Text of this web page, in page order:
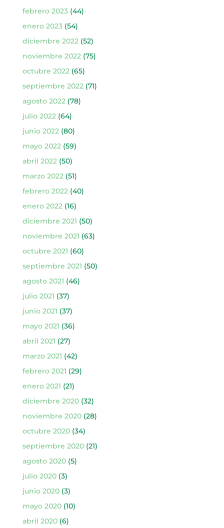
febrero 2023(44)
enero 2023(54)
diciembre 2022(52)
noviembre 2022(75)
octubre 2022(65)
septiembre 2022(71)
agosto 2022(78)
julio 2022(64)
junio 2022(80)
mayo 2022(59)
abril 2022(50)
marzo 2022(51)
febrero 2022(40)
enero 2022(16)
diciembre 2021 (50)
noviembre 2021 (63)
octubre 2021 (60)
septiembre 2021 (50)
agosto 2021 (46)
julio 2021 (37)
junio 2021 (37)
mayo 2021 (36)
abril 2021 (27)
marzo 2021 (42)
febrero 2021 (29)
enero 2021 (21)
diciembre 2020(32)
noviembre 2020(28)
octubre 2020(34)
septiembre 2020(21)
agosto 2020(5)
julio 2020(3)
junio 2020(3)
mayo 2020(10)
abril 2020(6)